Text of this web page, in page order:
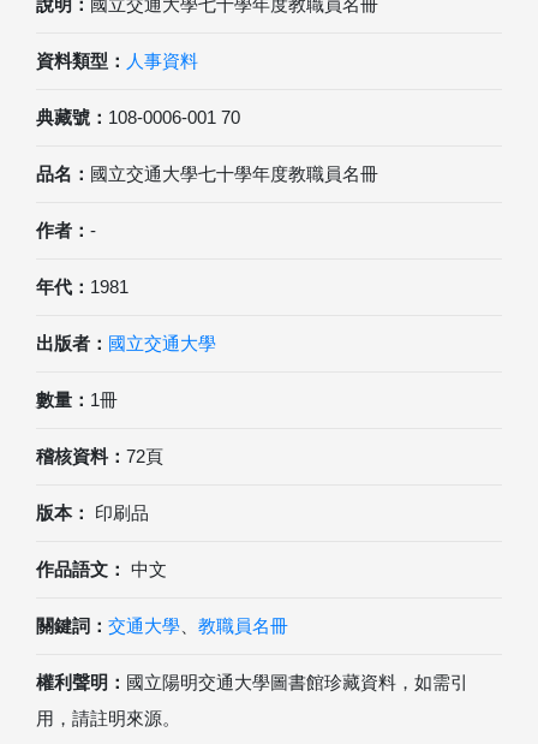
資料類型： 人事資料
典藏號： 108-0006-001 70
品名： 國立交通大學七十學年度教職員名冊
作者： -
年代： 1981
出版者： 國立交通大學
數量： 1冊
稽核資料： 72頁
版本： 印刷品
作品語文： 中文
關鍵詞： 交通大學 教職員名冊
權利聲明： 國立陽明交通大學圖書館珍藏資料，如需引
用，請註明來源。